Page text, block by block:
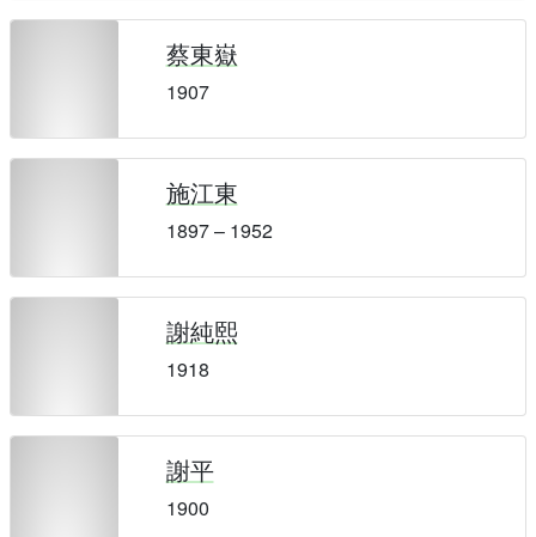
蔡東嶽
1907
施江東
1897 – 1952
謝純熙
1918
謝平
1900